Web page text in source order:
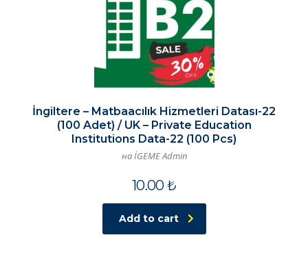
İngiltere – Matbaacılık Hizmetleri Datası-22
(100 Adet) / UK – Private Education
Institutions Data-22 (100 Pcs)
на İGEME Admin
10.00₺
Add to cart